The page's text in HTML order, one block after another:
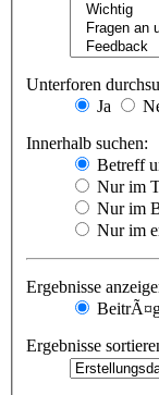
Unterforen
Ja
Innerhalb suchen:
Betreff
Nur im
Nur im
Nur im
Ergebnisse
Ergebnisse